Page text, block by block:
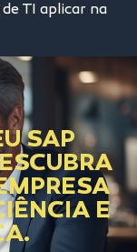
TI aplicar na
SAP
E